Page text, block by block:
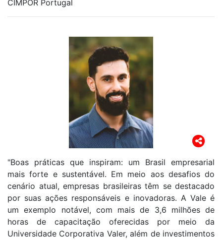
CIMPOR Portugal
"Boas práticas que inspiram: um Brasil empresarial
mais forte e sustentável. Em meio aos desafios do
cenário atual, empresas brasileiras têm se destacado
por suas ações responsáveis e inovadoras. A Vale é
um exemplo notável, com mais de 3,6 milhões de
horas de capacitação oferecidas por meio da
Universidade Corporativa Valer, além de investimentos